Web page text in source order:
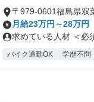
〒979-0601福島県双
月給23万円～28万円
求めている人材 ＜必
バイク通勤OK 学歴不問